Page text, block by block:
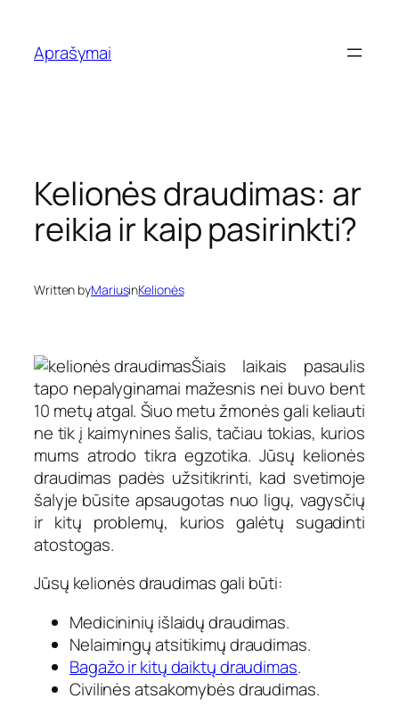
turinio
Aprašymai
Kelionės draudimas: ar
reikia ir kaip pasirinkti?
Written byMariusinKelionės
Šiais laikais pasaulis
tapo nepalyginamai mažesnis nei buvo bent
10 metų atgal. Šiuo metu žmonės gali keliauti
ne tik į kaimynines šalis, tačiau tokias, kurios
mums atrodo tikra egzotika. Jūsų kelionės
draudimas padės užsitikrinti, kad svetimoje
šalyje būsite apsaugotas nuo ligų, vagysčių
ir kitų problemų, kurios galėtų sugadinti
atostogas.
Jūsų kelionės draudimas gali būti:
Medicininių išlaidų draudimas.
Nelaimingų atsitikimų draudimas.
Bagažo ir kitų daiktų draudimas.
Civilinės atsakomybės draudimas.